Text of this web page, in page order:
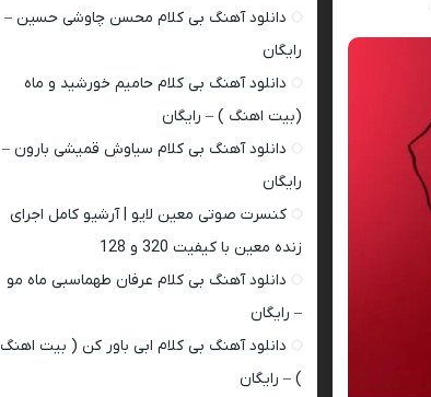
دانلود آهنگ بی کلام محسن چاوشی حسین –
رایگان
دانلود آهنگ بی کلام حامیم خورشید و ماه
(بیت اهنگ ) – رایگان
دانلود آهنگ بی کلام سیاوش قمیشی بارون –
رایگان
کنسرت صوتی معین لایو | آرشیو کامل اجرای
زنده معین با کیفیت 320 و 128
دانلود آهنگ بی کلام عرفان طهماسبی ماه مو
– رایگان
دانلود آهنگ بی کلام ابی باور کن ( بیت اهنگ
) – رایگان